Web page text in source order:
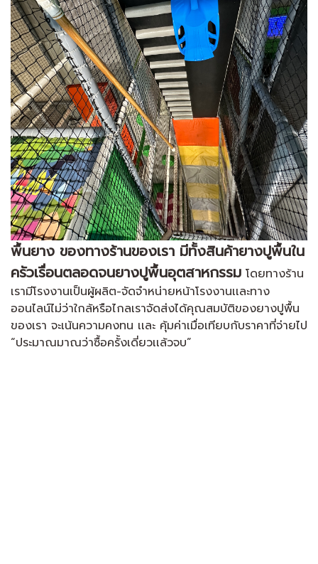
พื้นยาง ของทางร้านของเรา มีทั้งสินค้ายางปูพื้นใน
ครัวเรื่อนตลอดจนยางปูพื้นอุตสาหกรรม โดยทางร้าน
เรามีโรงงานเป็นผู้ผลิต-จัดจำหน่ายหน้าโรงงานเเละทาง
ออนไลน์ไม่ว่าใกล้หรือไกลเราจัดส่งได้คุณสมบัติของยางปูพื้น
ของเรา จะเน้นความคงทน เเละ คุ้มค่าเมื่อเทียบกับราคาที่จ่ายไป
“ประมาณมาณว่าซื้อครั้งเดี่ยวเเล้วจบ”